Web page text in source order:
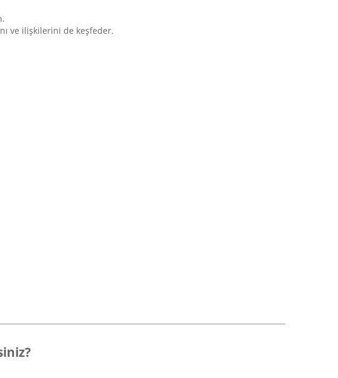
ve ilişkilerini de keşfeder.